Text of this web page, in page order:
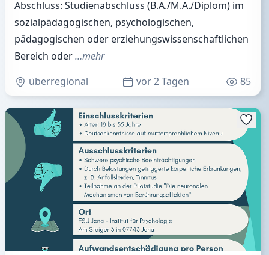
Abschluss: Studienabschluss (B.A./M.A./Diplom) im
sozialpädagogischen, psychologischen,
pädagogischen oder erziehungswissenschaftlichen
Bereich oder…mehr
überregional
vor 2 Tagen 85